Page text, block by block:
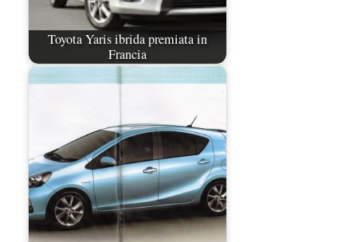
Toyota Yaris ibrida premiata in
Francia